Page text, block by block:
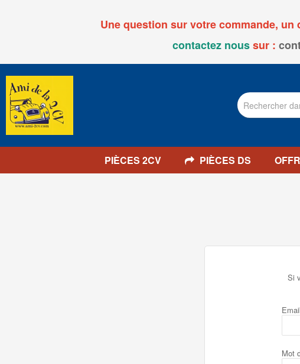
Une question sur votre commande,
contactez noussur :
PIÈCES 2CV PIÈCES DS
Si
Email
Mot